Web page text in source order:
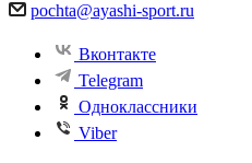
pochta@ayashi-sport.ru
Вконтакте
Telegram
Одноклассники
Viber